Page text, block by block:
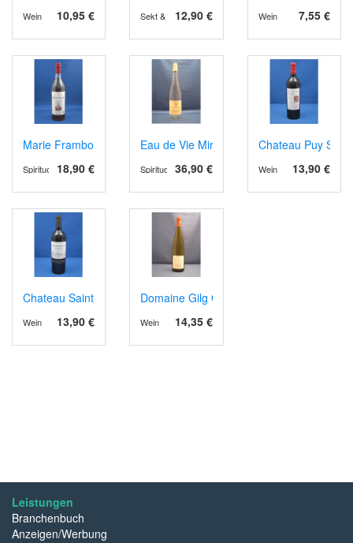
10,95 €
Wein
12,90 €
Sekt & Schaumwein
7,55 €
Wein
Marie Framboise, Aperitif- Dessertwein, Bio
18,90 €
Spirituosen
Eau de Vie Mirabelle
36,90 €
Spirituosen
Chateau Puy
13,90 €
Wein
Chateau Saint-Go rouge AOP Saint Mont 2019
13,90 €
Wein
Domaine Gilg Gewürztraminer, Bio
14,35 €
Wein
Leistungen
Branchenbuch
Anzeigen/Werbung